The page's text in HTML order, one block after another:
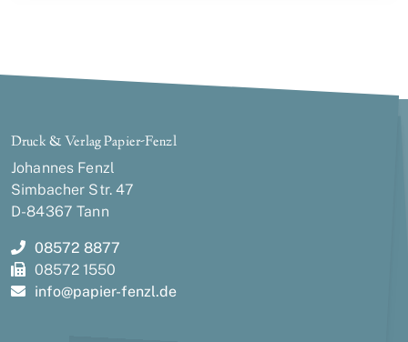
Druck & Verlag Papier-Fenzl
Johannes Fenzl
Simbacher Str. 47
D-84367 Tann
08572 8877
08572 1550
info@papier-fenzl.de